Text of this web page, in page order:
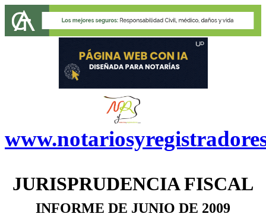
JURISPRUDENCIA FISCAL
INFORME DE JUNIO DE 2009